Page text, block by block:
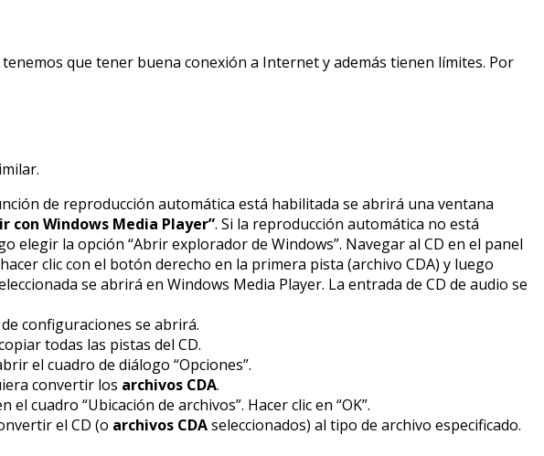
que tener buena conexión a Internet y además tienen límites. Por
de reproducción automática está habilitada se abrirá una ventana
con Windows Media Player”. Si la reproducción automática no está
elegir la opción “Abrir explorador de Windows”. Navegar al CD en el panel
clic con el botón derecho en la primera pista (archivo CDA) y luego
se abrirá en Windows Media Player. La entrada de CD de audio se
configuraciones se abrirá.
todas las pistas del CD.
el cuadro de diálogo “Opciones”.
convertir los archivos CDA.
cuadro “Ubicación de archivos”. Hacer clic en “OK”.
el CD (o archivos CDAseleccionados) al tipo de archivo especificado.